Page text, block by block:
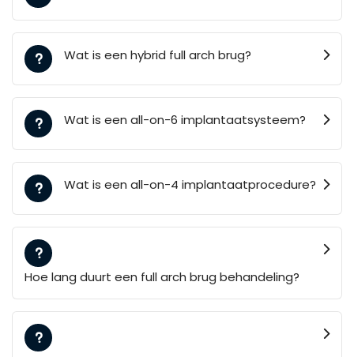
Wat is een hybrid full arch brug?
Wat is een all-on-6 implantaatsysteem?
Wat is een all-on-4 implantaatprocedure?
Hoe lang duurt een full arch brug behandeling?